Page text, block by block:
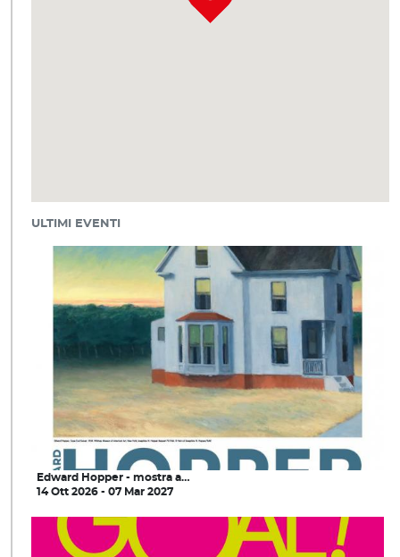
ULTIMI EVENTI
Edward Hopper - mostra a…
14 Ott 2026 - 07 Mar 2027